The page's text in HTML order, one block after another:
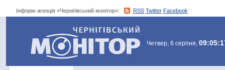
Інформ-агенція «Чернігівський монітор»: RSS Twitter Facebook
Інформ-агенція
«Чернігівський монітор»
Четвер, 6 серпня,